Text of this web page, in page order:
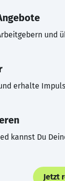
und
erhalte
kannst Du
Jetzt